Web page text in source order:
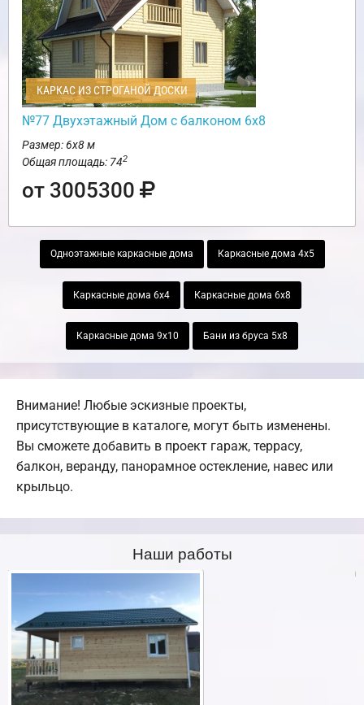
КАРКАС ИЗ СТРОГАНОЙ ДОСКИ
№77 Двухэтажный Дом с балконом 6х8
Размер: 6х8 м
Общая площадь: 742
от 3005300
Одноэтажные каркасные дома Каркасные дома 4х5
Каркасные дома 6х4 Каркасные дома 6х8
Каркасные дома 9х10 Бани из бруса 5х8
Внимание! Любые эскизные проекты,
присутствующие в каталоге, могут быть изменены.
Вы сможете добавить в проект гараж, террасу,
балкон, веранду, панорамное остекление, навес или
крыльцо.
Наши работы